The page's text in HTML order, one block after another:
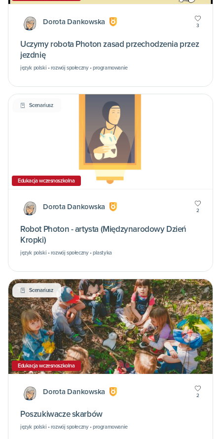
Dorota Dankowska 3
Uczymy robota Photon zasad przechodzenia przez
jezdnię
język polski • rozwój społeczny • programowanie
Scenariusz
Edukacja wczesnoszkolna
Dorota Dankowska 2
Robot Photon - artysta (Międzynarodowy Dzień
Kropki)
język polski • rozwój społeczny • plastyka
Scenariusz
Edukacja wczesnoszkolna
Dorota Dankowska 2
Poszukiwacze skarbów
język polski • rozwój społeczny • programowanie